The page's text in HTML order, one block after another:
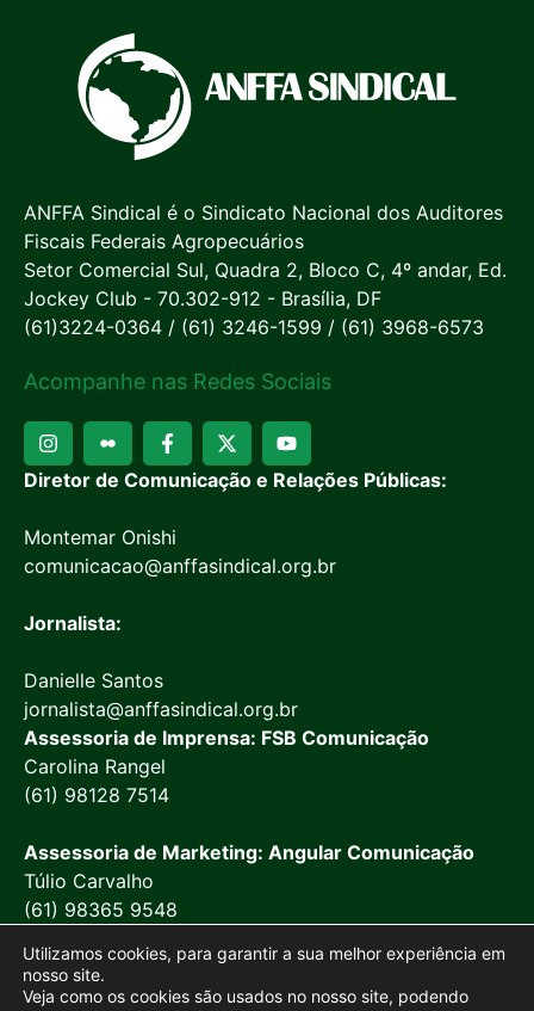
ANFFA Sindical é o Sindicato Nacional dos Auditores
Fiscais Federais Agropecuários
Setor Comercial Sul, Quadra 2, Bloco C, 4º andar, Ed.
Jockey Club - 70.302-912 - Brasília, DF
(61)3224-0364 / (61) 3246-1599 / (61) 3968-6573
Acompanhe nas Redes Sociais
Diretor de Comunicação e Relações Públicas:
Montemar Onishi
comunicacao@anffasindical.org.br
Jornalista:
Danielle Santos
jornalista@anffasindical.org.br
Assessoria de Imprensa: FSB Comunicação
Carolina Rangel
(61) 98128 7514
Assessoria de Marketing: Angular Comunicação
Túlio Carvalho
(61) 98365 9548
Utilizamos cookies, para garantir a sua melhor experiência em
nosso site.
Veja como os cookies são usados no nosso site, podendo